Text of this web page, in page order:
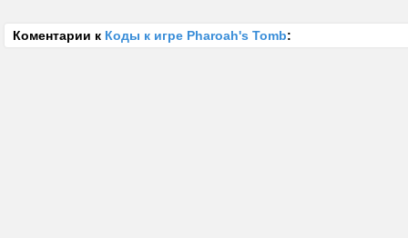
Коментарии к Коды к игре Pharoah's Tomb: